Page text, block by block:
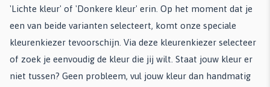
'Lichte kleur' of 'Donkere kleur' erin. Op het moment dat je
een van beide varianten selecteert, komt onze speciale
kleurenkiezer tevoorschijn. Via deze kleurenkiezer selecteer
of zoek je eenvoudig de kleur die jij wilt. Staat jouw kleur er
niet tussen? Geen probleem, vul jouw kleur dan handmatig